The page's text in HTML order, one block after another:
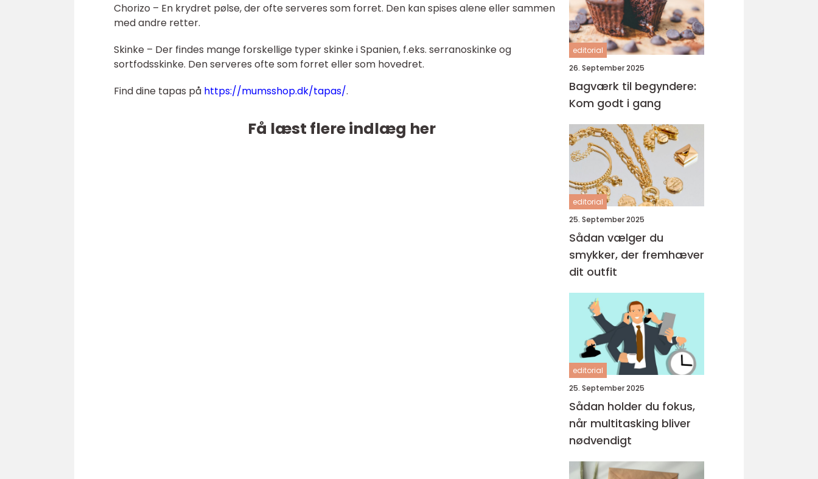
Chorizo – En krydret pølse, der ofte serveres som forret. Den kan spises alene eller sammen
med andre retter.
Skinke – Der findes mange forskellige typer skinke i Spanien, f.eks. serranoskinke og
sortfodsskinke. Den serveres ofte som forret eller som hovedret.
Find dine tapas på https://mumsshop.dk/tapas/.
Få læst flere indlæg her
editorial
26. September 2025
Bagværk til begyndere:
Kom godt i gang
editorial
25. September 2025
Sådan vælger du
smykker, der fremhæver
dit outfit
editorial
25. September 2025
Sådan holder du fokus,
når multitasking bliver
nødvendigt